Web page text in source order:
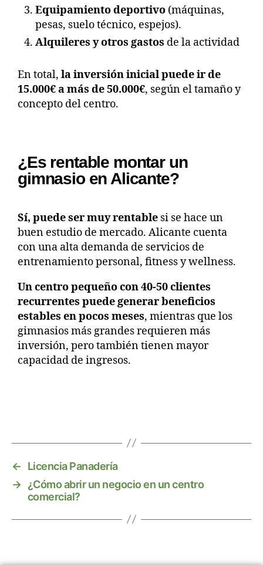
Equipamiento deportivo (máquinas,
pesas, suelo técnico, espejos).
Alquileres y otros gastos de la actividad
En total, la inversión inicial puede ir de
15.000€ a más de 50.000€, según el tamaño y
concepto del centro.
¿Es rentable montar un
gimnasio en Alicante?
Sí, puede ser muy rentable si se hace un
buen estudio de mercado. Alicante cuenta
con una alta demanda de servicios de
entrenamiento personal, fitness y wellness.
Un centro pequeño con 40-50 clientes
recurrentes puede generar beneficios
estables en pocos meses, mientras que los
gimnasios más grandes requieren más
inversión, pero también tienen mayor
capacidad de ingresos.
←
Licencia Panadería
→ ¿Cómo abrir un negocio en un centro
comercial?